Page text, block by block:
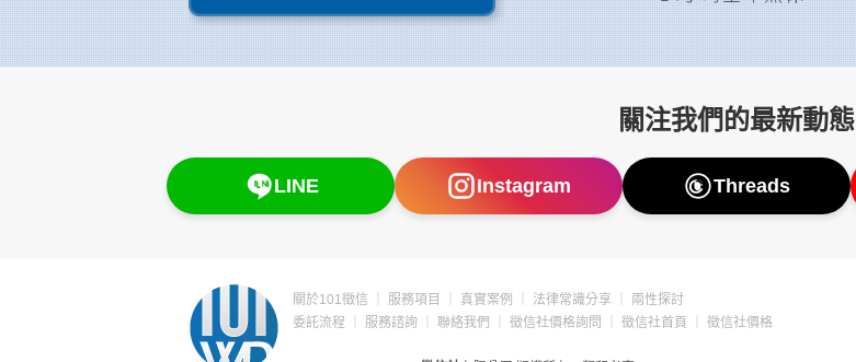
關注我們的最新動態
LINE Instagram Threads
關於101徵信 服務項目 真實案例 法律常識分享
兩性探討
委託流程
服務諮詢 聯絡我們 徵信社價格詢問 徵信社首頁 徵信社價格